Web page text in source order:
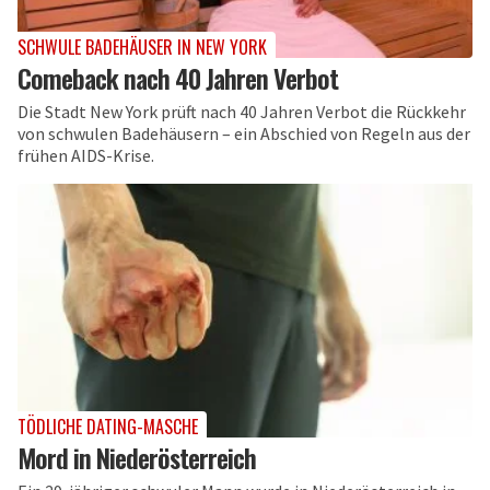
SCHWULE BADEHÄUSER IN NEW YORK
Comeback nach 40 Jahren Verbot
Die Stadt New York prüft nach 40 Jahren Verbot die Rückkehr
von schwulen Badehäusern – ein Abschied von Regeln aus der
frühen AIDS-Krise.
TÖDLICHE DATING-MASCHE
Mord in Niederösterreich